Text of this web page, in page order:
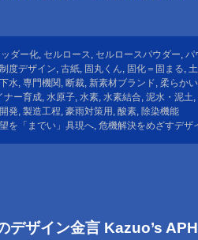
ダー化, セルロース, セルロースパウダー, パ
制度デザイン, 古紙, 固丸くん, 固化＝固まる,
水, 専門機関, 断裁, 新素材ブランド, 柔らか
ナー育成, 水原子, 水素, 水素結合, 泥水・泥土,
発, 製造工程, 豪雨対策用 , 酸素, 除染機能
を「までい」具現へ, 危機解決をめざすデザ
デザイン金言 Kazuo’s